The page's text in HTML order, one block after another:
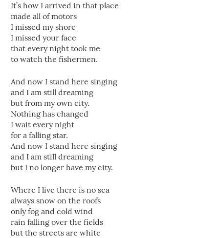
It’s how I arrived in that place
made all of motors
I missed my shore
I missed your face
that every night took me
to watch the fishermen.
And now I stand here singing
and I am still dreaming
but from my own city.
Nothing has changed
I wait every night
for a falling star.
And now I stand here singing
and I am still dreaming
but I no longer have my city.
Where I live there is no sea
always snow on the roofs
only fog and cold wind
rain falling over the fields
but the streets are white